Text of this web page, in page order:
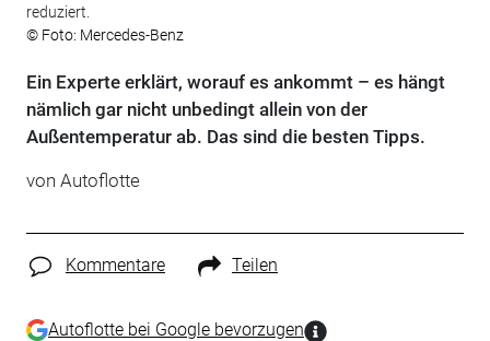
reduziert.
© Foto: Mercedes-Benz
Ein Experte erklärt, worauf es ankommt – es hängt
nämlich gar nicht unbedingt allein von der
Außentemperatur ab. Das sind die besten Tipps.
von Autoflotte
Kommentare Teilen
Autoflotte bei Google bevorzugen